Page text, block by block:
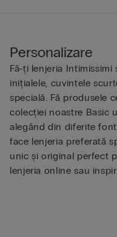
Personalizare
Fă-ți lenjeria
inițialele, cuvintele
specială. Fă produsele
colecției noastre Basic
alegând din diferite
face lenjeria preferată
unic și original perfect
lenjeria online sau